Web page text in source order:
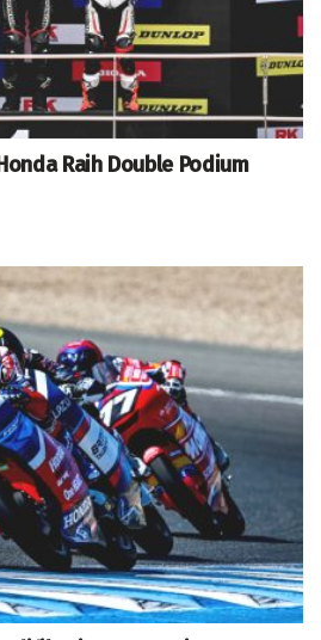
Raih Double Podium